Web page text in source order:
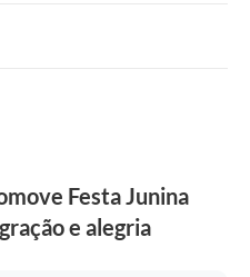
Festa Junina
e alegria